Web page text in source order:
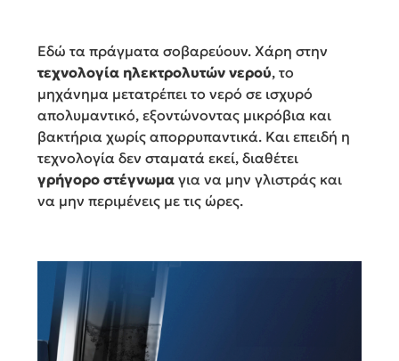
Εδώ τα πράγματα σοβαρεύουν. Χάρη στην
τεχνολογία ηλεκτρολυτών νερού, το
μηχάνημα μετατρέπει το νερό σε ισχυρό
απολυμαντικό, εξοντώνοντας μικρόβια και
βακτήρια χωρίς απορρυπαντικά. Και επειδή η
τεχνολογία δεν σταματά εκεί, διαθέτει
γρήγορο στέγνωμα για να μην γλιστράς και
να μην περιμένεις με τις ώρες.